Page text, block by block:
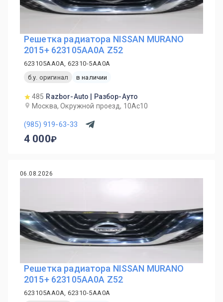
Решетка радиатора NISSAN MURANO
2015+ 623105AA0A Z52
623105AA0A, 62310-5AA0A
б.у. оригинал
в наличии
485 Razbor-Auto | Разбор-Ауто
Москва, Окружной проезд, 10Ас10
(985) 919-63-33
4 000
06.08.2026
Решетка радиатора NISSAN MURANO
2015+ 623105AA0A Z52
623105AA0A, 62310-5AA0A